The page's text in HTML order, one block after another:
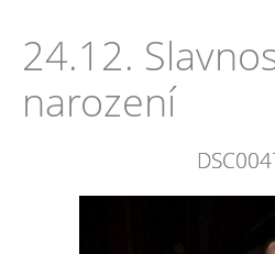
24.12.
narození